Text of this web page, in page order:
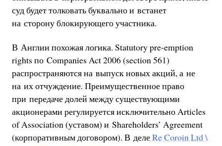
суд будет толковать буквально и встанет
на сторону блокирующего участника.
В Англии похожая логика. Statutory pre-emption
rights по Companies Act 2006 (section 561)
распространяются на выпуск новых акций, а не
на их отчуждение. Преимущественное право
при передаче долей между существующими
акционерами регулируется исключительно Articles
of Association (уставом) и Shareholders’ Agreement
(корпоративным договором). В делеRe Coroin Ltd \